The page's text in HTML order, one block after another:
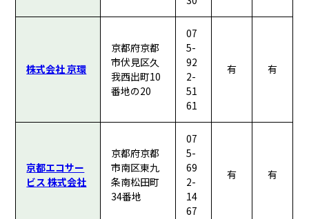
株式会社 京環
京都府京都
市伏見区久
我西出町10
番地の20
07
5-
92
2-
51
61
有 有
京都エコサー
ビス 株式会社
京都府京都
市南区東九
条南松田町
34番地
07
5-
69
2-
14
67
有 有